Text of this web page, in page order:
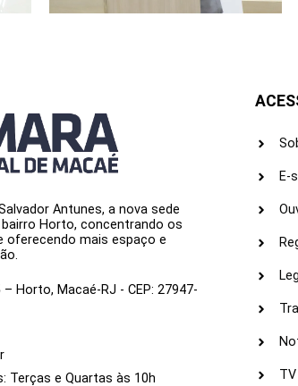
Antunes, a nova sede
Horto, concentrando os
oferecendo mais espaço e
Horto, Macaé-RJ - CEP: 27947-
Terças e Quartas às 10h
E-